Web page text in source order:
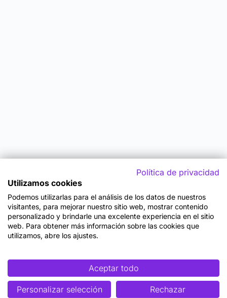
Política de privacidad
Utilizamos cookies
Podemos utilizarlas para el análisis de los datos de nuestros
visitantes, para mejorar nuestro sitio web, mostrar contenido
personalizado y brindarle una excelente experiencia en el sitio
web. Para obtener más información sobre las cookies que
utilizamos, abre los ajustes.
Aceptar todo
Personalizar selección Rechazar